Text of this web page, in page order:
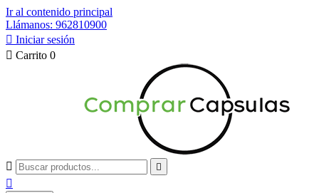
Ir al contenido principal
Llámanos: 962810900
 Iniciar sesión
 Carrito 0
 
